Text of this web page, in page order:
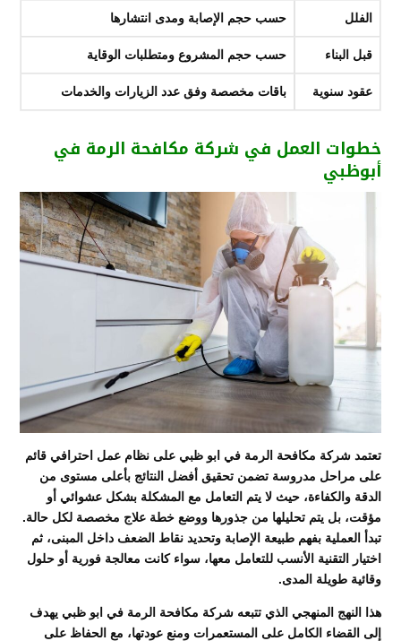
الفلل حسب حجم الإصابة ومدى انتشارها
قبل البناء حسب حجم المشروع ومتطلبات الوقاية
عقود سنوية باقات مخصصة وفق عدد الزيارات والخدمات
خطوات العمل في شركة مكافحة الرمة في
أبوظبي
تعتمد شركة مكافحة الرمة في ابو ظبي على نظام عمل احترافي قائم
على مراحل مدروسة تضمن تحقيق أفضل النتائج بأعلى مستوى من
الدقة والكفاءة، حيث لا يتم التعامل مع المشكلة بشكل عشوائي أو
مؤقت، بل يتم تحليلها من جذورها ووضع خطة علاج مخصصة لكل حالة.
تبدأ العملية بفهم طبيعة الإصابة وتحديد نقاط الضعف داخل المبنى، ثم
اختيار التقنية الأنسب للتعامل معها، سواء كانت معالجة فورية أو حلول
وقائية طويلة المدى.
هذا النهج المنهجي الذي تتبعه شركة مكافحة الرمة في ابو ظبي يهدف
إلى القضاء الكامل على المستعمرات ومنع عودتها، مع الحفاظ على